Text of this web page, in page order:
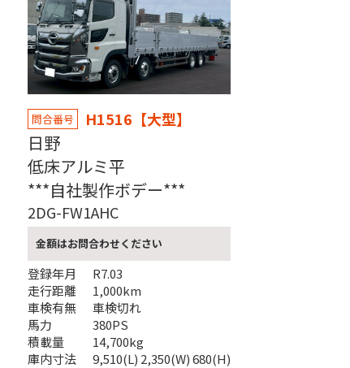
問合番号 H1516【大型】
日野
低床アルミ平
***自社製作ボデー***
2DG-FW1AHC
金額はお問合わせください
登録年月
走行距離
車検有無
馬力
積載量
庫内寸法
R7.03
1,000km
車検切れ
380PS
14,700kg
9,510(L) 2,350(W) 680(H)